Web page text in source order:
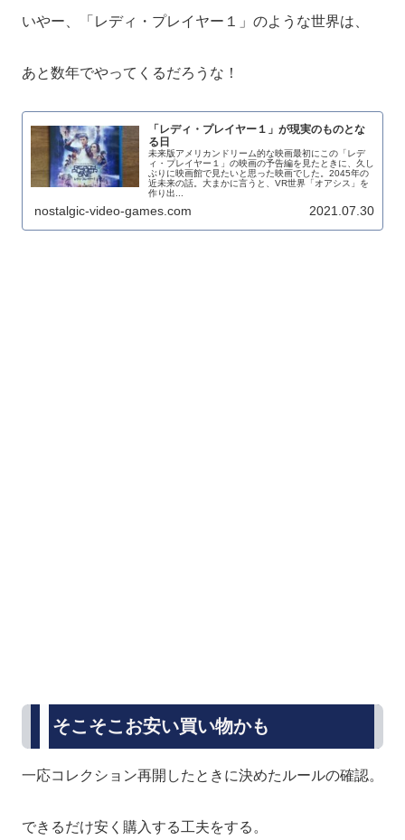
いやー、「レディ・プレイヤー１」のような世界は、
あと数年でやってくるだろうな！
「レディ・プレイヤー１」が現実のものとな
る日
未来版アメリカンドリーム的な映画最初にこの「レデ
ィ・プレイヤー１」の映画の予告編を見たときに、久し
ぶりに映画館で見たいと思った映画でした。2045年の
近未来の話。大まかに言うと、VR世界「オアシス」を
作り出...
nostalgic-video-games.com 2021.07.30
そこそこお安い買い物かも
一応コレクション再開したときに決めたルールの確認。
できるだけ安く購入する工夫をする。